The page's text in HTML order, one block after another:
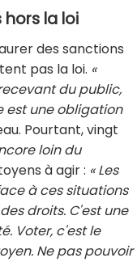
la loi
des sanctions
pas la loi. «
du public,
est une obligation
Pourtant, vingt
loin du
à agir : « Les
à ces situations
droits. C'est une
Voter, c'est le
Ne pas pouvoir